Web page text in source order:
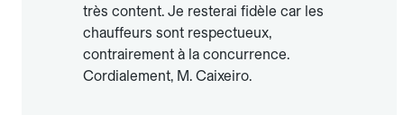
très content. Je resterai fidèle car les
chauffeurs sont respectueux,
contrairement à la concurrence.
Cordialement, M. Caixeiro.